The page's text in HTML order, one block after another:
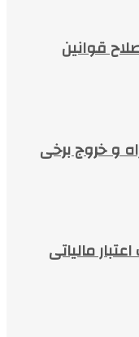
قوانین
و خروج برخی
مالیاتی